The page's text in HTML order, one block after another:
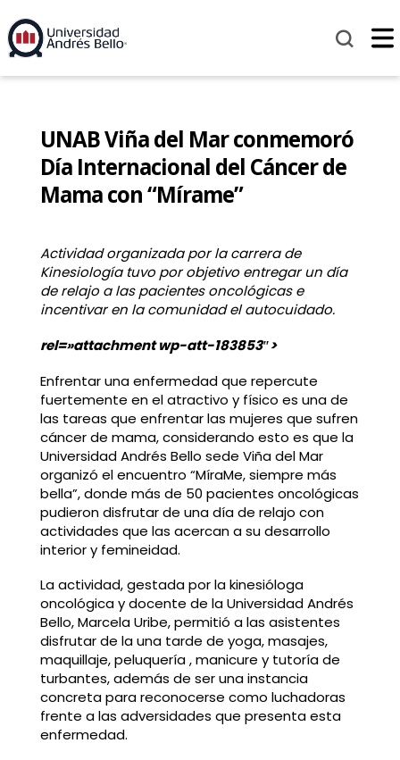
UNAB Viña del Mar conmemoró
Día Internacional del Cáncer de
Mama con “Mírame”
Actividad organizada por la carrera de
Kinesiología tuvo por objetivo entregar un día
de relajo a las pacientes oncológicas e
incentivar en la comunidad el autocuidado.
rel=»attachment wp-att-183853″>
Enfrentar una enfermedad que repercute
fuertemente en el atractivo y físico es una de
las tareas que enfrentar las mujeres que sufren
cáncer de mama, considerando esto es que la
Universidad Andrés Bello sede Viña del Mar
organizó el encuentro “MíraMe, siempre más
bella”, donde más de 50 pacientes oncológicas
pudieron disfrutar de una día de relajo con
actividades que las acercan a su desarrollo
interior y femineidad.
La actividad, gestada por la kinesióloga
oncológica y docente de la Universidad Andrés
Bello, Marcela Uribe, permitió a las asistentes
disfrutar de la una tarde de yoga, masajes,
maquillaje, peluquería , manicure y tutoría de
turbantes, además de ser una instancia
concreta para reconocerse como luchadoras
frente a las adversidades que presenta esta
enfermedad.